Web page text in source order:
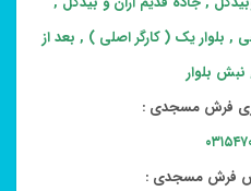
یک ( کارگر اصلی ) , بعد از
فرش مسجدی :
فرش مسجدی :